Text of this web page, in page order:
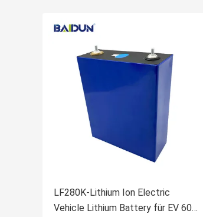
LF280K-Lithium Ion Electric
Vehicle Lithium Battery für EV 6000